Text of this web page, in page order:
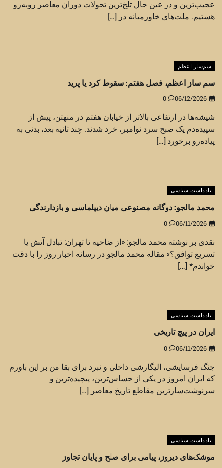
عجیب‌ترین و در عین حال تلخ‌ترین تحولات دوران معاصر روبه‌رو
هستیم. ملت‌های خاورمیانه در […]
سم‌ساز اعظم
سم ساز اعظم، فصل هفتم: سقوط کرد یا پرید
06/12/2026
0
شیشه‌ها در ارتفاعی بالاتر از خیابان هفتم در منهتن، پیش از
سپیده‌دم یک صبح سرد نوامبر، خرد شدند. چند ثانیه بعد، بدنی به
پیاده‌رو برخورد […]
یادداشت سیاسی
محمد مالجو: دوگانه مصنوعی میان دیپلماسی و بازدارندگی
06/11/2026
0
نقدی بر نوشته محمد مالجو: «از ضاحیه تا تهران: تبادل آتش یا
تسریع توافق؟» مقاله محمد مالجو در رسانه اخبار روز را با دقت
خواندم* […]
یادداشت سیاسی
ایران در پیچ تاریخی
06/11/2026
0
جنگ فرسایشی، الیگارشی داخلی و نبرد برای بقا من بر این باورم
که ایران امروز در یکی از حساس‌ترین، پیچیده‌ترین و
سرنوشت‌سازترین مقاطع تاریخ معاصر […]
یادداشت سیاسی
موشک‌های دیروز، پیامی برای صلح و پایان تجاوز